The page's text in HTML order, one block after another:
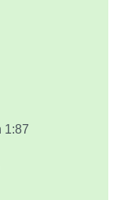
1:87